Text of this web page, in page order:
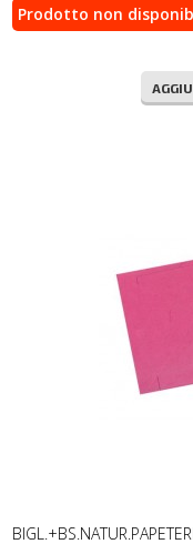
Prodotto non